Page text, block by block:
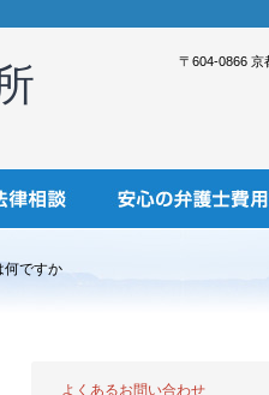
〒604-0866 京
何ですか
よくあるお問い合わせ